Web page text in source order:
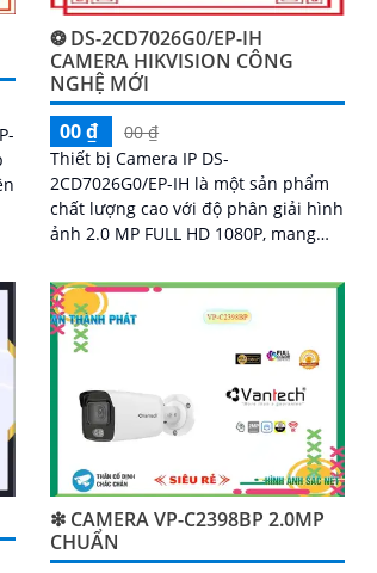
❂ DS-2CD7026G0/EP-IH
CAMERA HIKVISION CÔNG
NGHỆ MỚI
00 ₫
00 ₫
Thiết bị Camera IP DS-
2CD7026G0/EP-IH là một sản phẩm
chất lượng cao với độ phân giải hình
ảnh 2.0 MP FULL HD 1080P, mang
công trình dân dụng
❇ CAMERA VP-C2398BP 2.0MP
CHUẨN